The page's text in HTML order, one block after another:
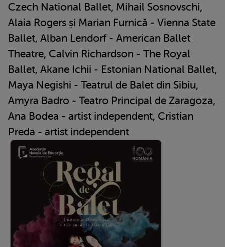
Czech National Ballet, Mihail Sosnovschi,
Alaia Rogers și Marian Furnică - Vienna State
Ballet, Alban Lendorf - American Ballet
Theatre, Calvin Richardson - The Royal
Ballet, Akane Ichii - Estonian National Ballet,
Maya Negishi - Teatrul de Balet din Sibiu,
Amyra Badro - Teatro Principal de Zaragoza,
Ana Bodea - artist independent, Cristian
Preda - artist independent